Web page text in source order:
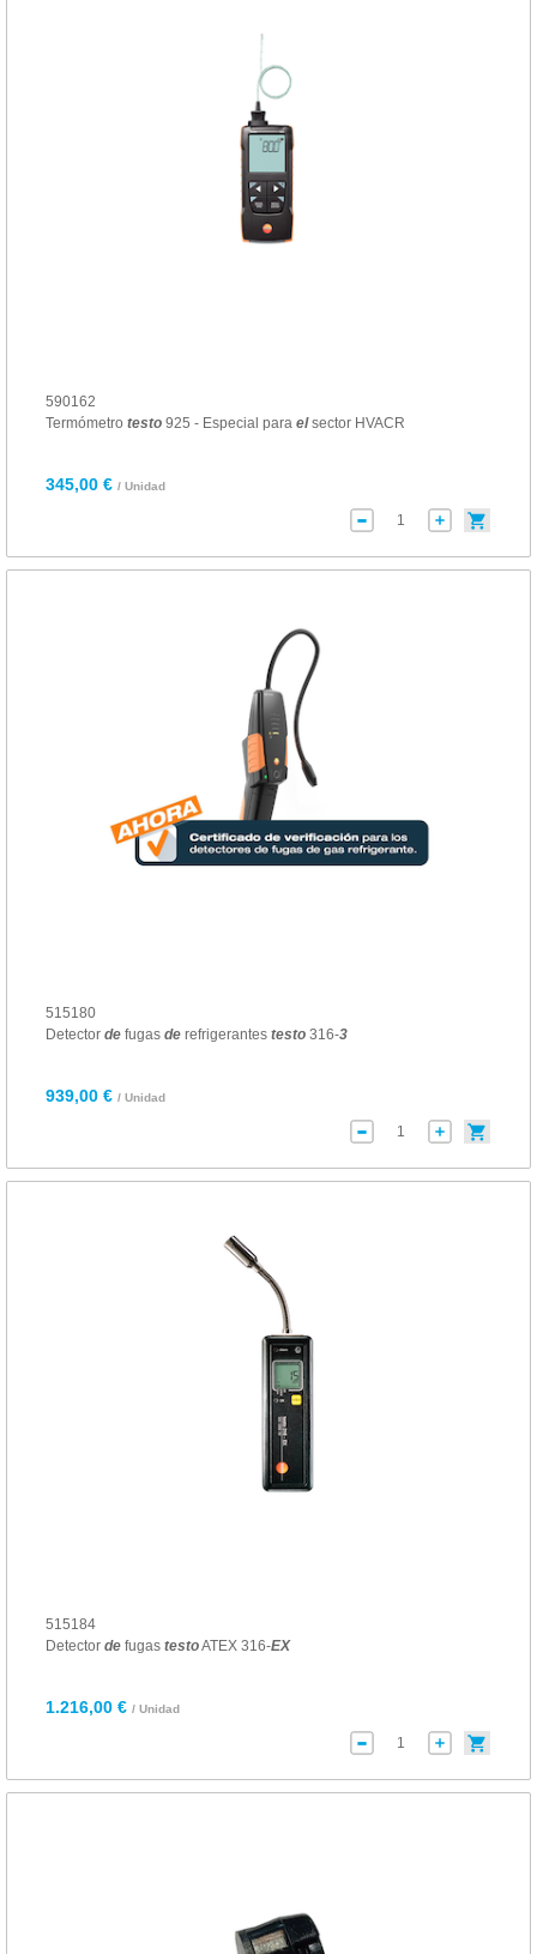
590162
Termómetro testo925 - Especial para elsector HVACR
345,00 € / Unidad
515180
Detector defugas derefrigerantes testo316-3
939,00 € / Unidad
515184
Detector defugas testoATEX 316-EX
1.216,00 € / Unidad